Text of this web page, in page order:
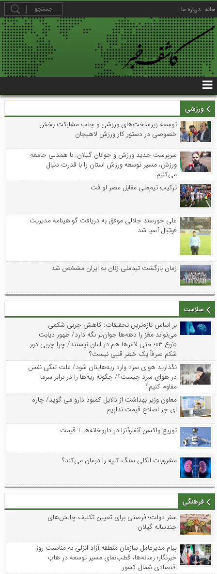
خانه درباره ما
ورزشی
توسعه زیرساخت‌های ورزشی و جلب مشارکت بخش
خصوصی در دستور کار ورزش لاهیجان
سرپرست جدید ورزش و جوانان گیلان: با همدلی جامعه
ورزش، مسیر توسعه ورزش استان را با قدرت دنبال
می‌کنیم
ترکیب تیم‌ملی مقابل مصر لو فت
علی خورسند جلالی موفق به دریافت گواهینامه مدیریت
فوتبال آسیا شد
زمان بازگشت تیم‌ملی زنان به ایران مشخص شد
سلامت
بر اساس تازه‌ترین تحقیقات: کاهش چربی شکمی
می‌تواند مغز را دهه‌ها جوان‌تر نگه دارد/ ظهور دیابت
«نوع ۳»؛ حتی لاغرها هم در امان نیستند/ چرا چربی دور
شکم صرفاً یک خطر قلبی نیست؟
نگذارید هوای سرد وارد ریه‌هایتان شود/ علت تنگی نفس
در هوای سرد چیست؟/ چگونه ریه‌ها را در برابر سرما
مقاوم کنیم؟
معاون وزیر بهداشت از دلایل کمبود دارو می گوید/ چاره
ای جز اصلاح قیمت نداریم
توزیع واکسن‌ آنفلوآنزا در داروخانه‌ها + قیمت
مشروبات الکلی سنگ کلیه را درمان می‌کند؟
فرهنگی
سفر دولت؛ فرصتی برای تعیین تکلیف چالش‌های
چندساله گیلان
پیام مدیرعامل سازمان منطقه آزاد انزلی به مناسبت روز
خبرنگار؛ رسانه‌ها، قطب‌نمای مسیر توسعه در هاب
اقتصادی شمال کشور